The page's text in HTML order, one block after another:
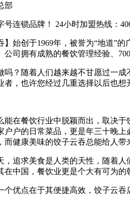
部
号连锁品牌！ 24小时加盟热线：
】始创于1969年，被誉为“地道”
公司拥有成熟的餐饮管理经验、
吗？随着人们越来越不甘愿过一
者，也许您经过几重选择以后也
能在餐饮行业中脱颖而出，取决
户户的日常菜品，更是年三十晚
而健康美味的饺子云吞总能给人带
，追求美食是人类的天性，随着
在中国，餐饮业更是个大有可为的
个优点在于其便捷高效，饺子云